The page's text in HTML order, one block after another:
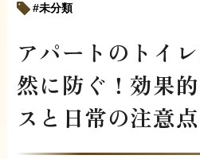
未分類
アパートのトイ
然に防ぐ！効果
スと日常の注意点